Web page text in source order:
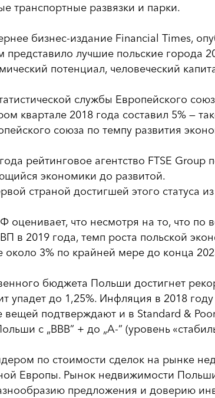
транспортные развязки и парки.
бизнес-издание Financial Times,
представило лучшие польские города
потенциал, человеческий
службы Европейского
квартале 2018 года составил 5% —
союза по темпу развития
рейтинговое агентство FTSE
экономики до развитой.
страной достигшей этого статуса
оценивает, что несмотря на то, что по
в 2019 года, темп роста польской
около 3% по крайней мере до конца
бюджета Польши достигнет
упадет до 1,25%. Инфляция в 2018
подтверждают и в Standard &
с „BBB” + до „A-” (уровень
по стоимости сделок на рынке
Европы. Рынок недвижимости
предложения и доверию